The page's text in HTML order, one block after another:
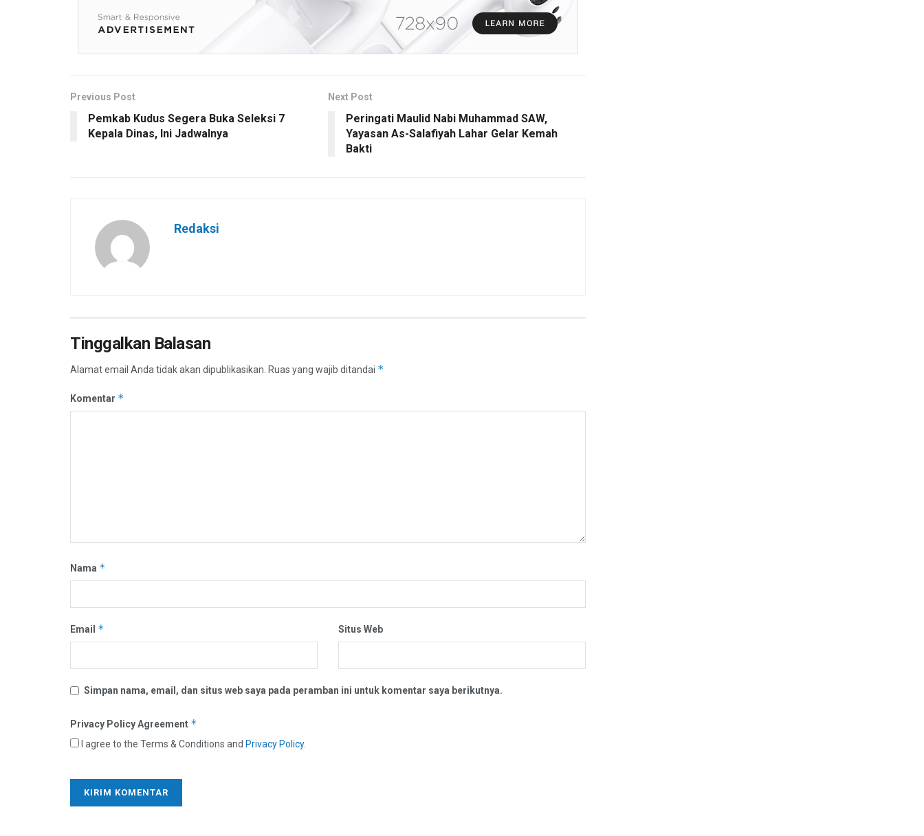
Previous Post
Pemkab Kudus Segera Buka Seleksi 7
Kepala Dinas, Ini Jadwalnya
Next Post
Peringati Maulid Nabi Muhammad SAW,
Yayasan As-Salafiyah Lahar Gelar Kemah
Bakti
Redaksi
Tinggalkan Balasan
Alamat email Anda tidak akan dipublikasikan. Ruas yang wajib ditandai *
Komentar *
Nama *
Email * Situs Web
Simpan nama, email, dan situs web saya pada peramban ini untuk komentar saya berikutnya.
Privacy Policy Agreement *
I agree to the Terms & Conditions and Privacy Policy.